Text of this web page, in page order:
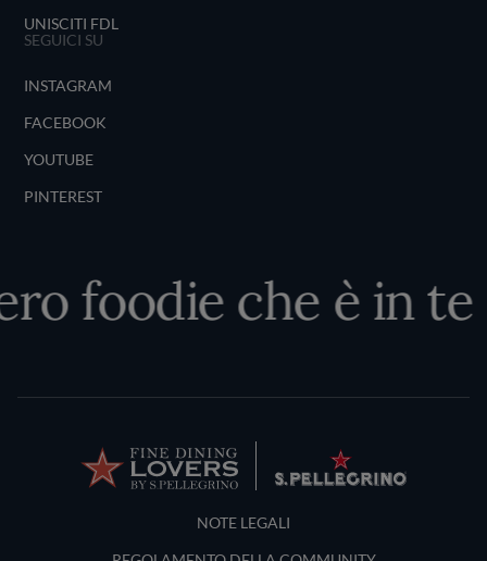
UNISCITI FDL
SEGUICI SU
INSTAGRAM
FACEBOOK
YOUTUBE
PINTEREST
foodie che è in te
Terms and Conditions
NOTE LEGALI